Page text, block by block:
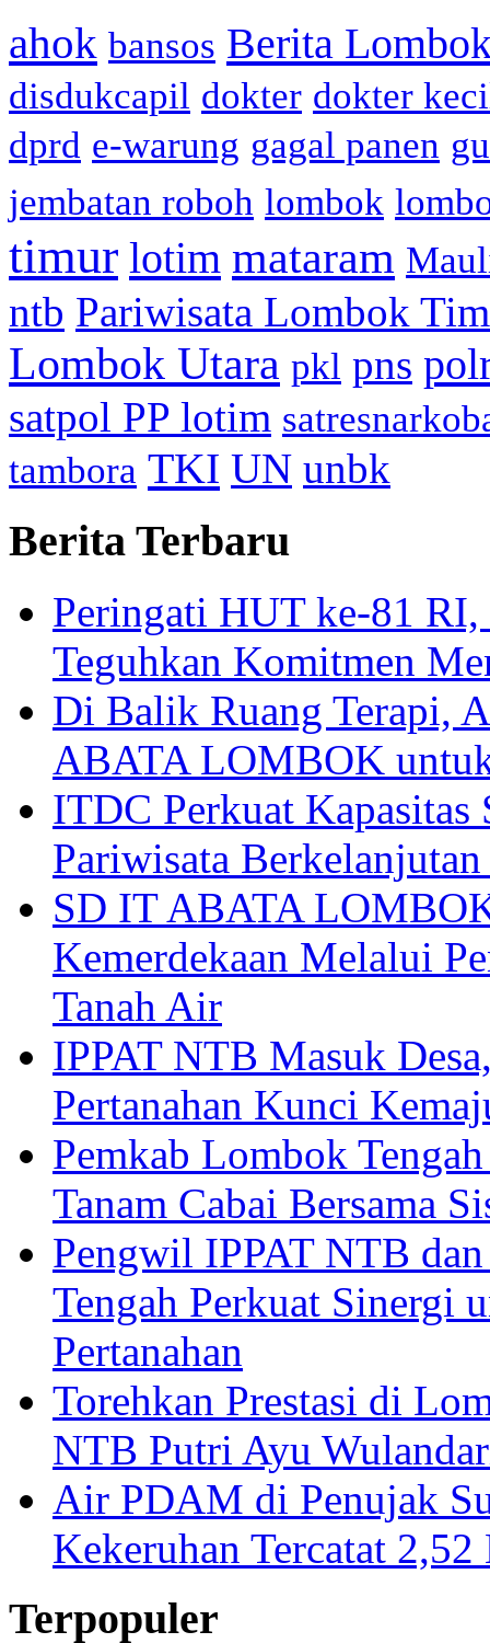
ahok bansos Berita
disdukcapil dokter dokter
dprd e-warung gagal panen
jembatan roboh lombok
timur lotim mataram
ntb Pariwisata Lombok
Lombok Utara pkl pns
satpol PP lotim
tambora TKI UN unbk
Berita Terbaru
Peringati HUT ke-81
Teguhkan Komitmen
Di Balik Ruang Terapi,
ABATA LOMBOK
ITDC Perkuat
Pariwisata
SD IT ABATA
Kemerdekaan Melalui
Tanah Air
IPPAT NTB Masuk
Pertanahan Kunci
Pemkab Lombok
Tanam Cabai Bersama
Pengwil IPPAT NTB
Tengah Perkuat Sinergi
Pertanahan
Torehkan Prestasi di
NTB Putri Ayu
Air PDAM di Penujak
Kekeruhan Tercatat
Terpopuler